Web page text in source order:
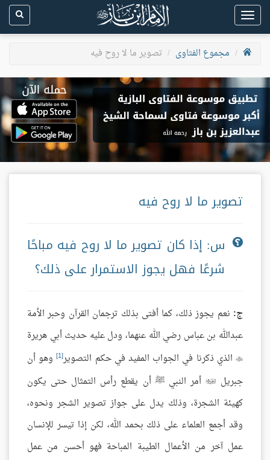
Toggle
navigation
مجموع الفتاوى
تصوير ما لا روح فيه
تصوير ما لا روح فيه
س: إذا كان تصوير ما لا روح فيه مباحًا
شرعًا فهل يجوز الاستمرار على ذلك؟
ج: نعم يجوز ذلك، كما أفتى بذلك ترجمان القرآن وحبر الأمة
عبدالله بن عباس رضي الله عنهما، ودل عليه حديث أبي هريرة
الذي ذكرنا في الجواب المفيد في حكم التصوير[1] وهو أن
جبريل  أمر النبي ﷺ أن يقطع رأس التمثال حتى يكون
كهيئة الشجرة، وذلك يدل على جواز تصوير الشجر ونحوه،
وقد أجمع العلماء على ذلك بحمد الله، لكن إذا تيسر للإنسان
عمل آخر من الأعمال الطيبة المباحة فهو أحسن من عمل